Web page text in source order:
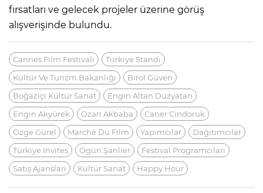
fırsatları ve gelecek projeler üzerine görüş
alışverişinde bulundu.
Cannes Film Festivali
Türkiye Standı
Kültür Ve Turizm Bakanlığı
Birol Güven
Boğaziçi Kültür Sanat
Engin Altan Düzyatan
Engin Akyürek
Ozan Akbaba
Caner Cindoruk
Özge Gürel
Marché Du Film Yapımcılar
Dağıtımcılar
Türkiye Invites
Ogün Şanlıer
Festival Programcıları
Satış Ajansları
Kültür Sanat Happy Hour